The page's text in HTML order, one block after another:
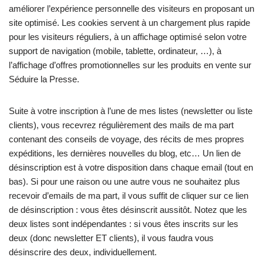
améliorer l’expérience personnelle des visiteurs en proposant un
site optimisé. Les cookies servent à un chargement plus rapide
pour les visiteurs réguliers, à un affichage optimisé selon votre
support de navigation (mobile, tablette, ordinateur, …), à
l’affichage d’offres promotionnelles sur les produits en vente sur
Séduire la Presse.
Suite à votre inscription à l’une de mes listes (newsletter ou liste
clients), vous recevrez régulièrement des mails de ma part
contenant des conseils de voyage, des récits de mes propres
expéditions, les dernières nouvelles du blog, etc… Un lien de
désinscription est à votre disposition dans chaque email (tout en
bas). Si pour une raison ou une autre vous ne souhaitez plus
recevoir d’emails de ma part, il vous suffit de cliquer sur ce lien
de désinscription : vous êtes désinscrit aussitôt. Notez que les
deux listes sont indépendantes : si vous êtes inscrits sur les
deux (donc newsletter ET clients), il vous faudra vous
désinscrire des deux, individuellement.